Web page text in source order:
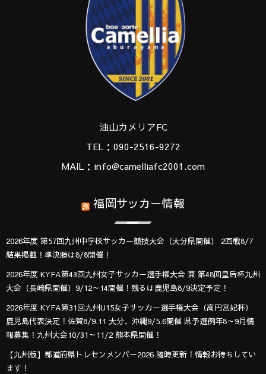
油山カメリアFC
TEL：090-2516-9272
MAIL：info@camelliafc2001.com
福岡サッカー情報
2026年度 第57回九州中学校サッカー競技大会（大分県開催） 2回戦8/7
結果掲載！準決勝は8/8開催！
2026年度 KYFA第43回九州女子サッカー選手権大会 兼 第48回皇后杯九州
大会（長崎県開催）9/12～14開催！残るは鹿児島8/9決定予定！
2026年度 KYFA第31回九州U15女子サッカー選手権大会（高円宮妃杯）
鹿児島代表決定！佐賀8/9.11 大分、沖縄9/5.6開催 県予選例年8～9月情
報募集！九州大会10/31～11/2 熊本県開催！
【九州版】都道府県トレセンメンバー2026 随時更新！情報お待ちしてい
ます！